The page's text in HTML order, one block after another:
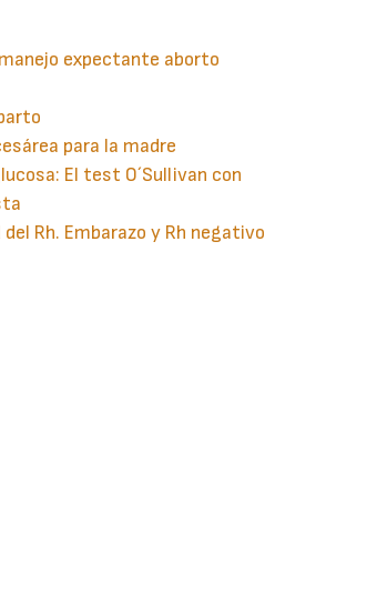
expectante aborto
para la madre
El test O´Sullivan con
Rh. Embarazo y Rh negativo